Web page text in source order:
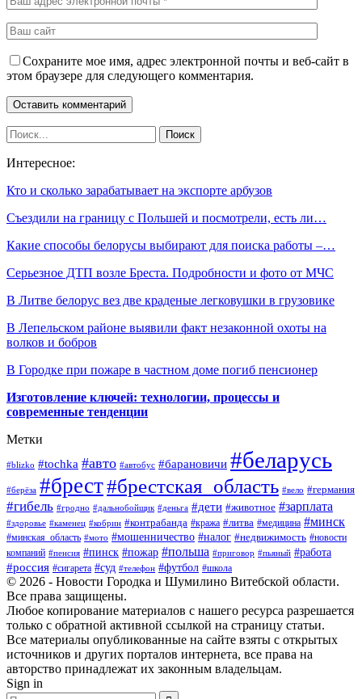
Сохраните мое имя, адрес электронной почты и веб-сайт в
этом браузере для следующего комментария.
Интересное:
Кто и сколько зарабатывает на экспорте арбузов
Съездили на границу с Польшей и посмотрели, есть ли…
Какие способы белорусы выбирают для поиска работы –…
Серьезное ДТП возле Бреста. Подробности и фото от МЧС
В Литве белорус вез две краденые легковушки в грузовике
В Лепельском районе выявили факт незаконной охоты на
волков и бобров
В Городке при пожаре в частном доме погиб пенсионер
Изготовление ключей: технологии, процессы и
современные тенденции
Метки
#blizko #tochka #авто #автобус #барановичи #беларусь
#берёза #брест#брестская_область #вело #германия
#гибель #гродно #дальнобойщик #деньга #дети #животное #зарплата
#здоровье #каменец #кобрин #контрабанда #кража #литва #медицина #минск
#минская_область #мото #мошенничество #налог #недвижимость #новости
компаний #пенсия #пинск #пожар #польша #приговор #пьяный #работа
#россия #сигарета #суд #телефон #футбол #школа
© 2026 - Новости Городка и Шумилино Витебской области.
Все права защищены.
Любое копирование материалов с нашего ресурса разрешается
только с обратной активной ссылкой на страницу статьи.
Все материалы опубликованные на сайте взяты с открытых
источников и других порталов интернета, все права на
авторство принадлежат их законным владельцам.
Sign in